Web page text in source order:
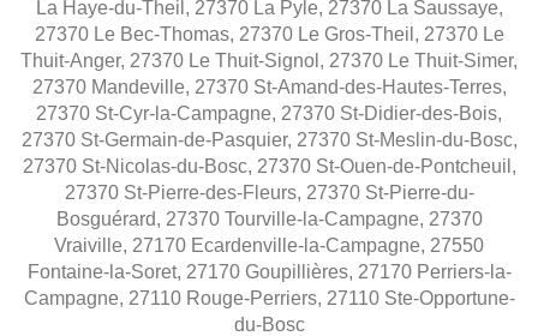
La Haye-du-Theil, 27370 La Pyle, 27370 La Saussaye,
27370 Le Bec-Thomas, 27370 Le Gros-Theil, 27370 Le
Thuit-Anger, 27370 Le Thuit-Signol, 27370 Le Thuit-Simer,
27370 Mandeville, 27370 St-Amand-des-Hautes-Terres,
27370 St-Cyr-la-Campagne, 27370 St-Didier-des-Bois,
27370 St-Germain-de-Pasquier, 27370 St-Meslin-du-Bosc,
27370 St-Nicolas-du-Bosc, 27370 St-Ouen-de-Pontcheuil,
27370 St-Pierre-des-Fleurs, 27370 St-Pierre-du-
Bosguérard, 27370 Tourville-la-Campagne, 27370
Vraiville, 27170 Ecardenville-la-Campagne, 27550
Fontaine-la-Soret, 27170 Goupillières, 27170 Perriers-la-
Campagne, 27110 Rouge-Perriers, 27110 Ste-Opportune-
du-Bosc